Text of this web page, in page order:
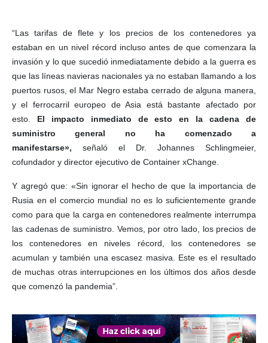
“Las tarifas de flete y los precios de los contenedores ya
estaban en un nivel récord incluso antes de que comenzara la
invasión y lo que sucedió inmediatamente debido a la guerra es
que las líneas navieras nacionales ya no estaban llamando a los
puertos rusos, el Mar Negro estaba cerrado de alguna manera,
y el ferrocarril europeo de Asia está bastante afectado por
esto. El impacto inmediato de esto en la cadena de
suministro general no ha comenzado a
manifestarse», señaló el Dr. Johannes Schlingmeier,
cofundador y director ejecutivo de Container xChange.
Y agregó que: «Sin ignorar el hecho de que la importancia de
Rusia en el comercio mundial no es lo suficientemente grande
como para que la carga en contenedores realmente interrumpa
las cadenas de suministro. Vemos, por otro lado, los precios de
los contenedores en niveles récord, los contenedores se
acumulan y también una escasez masiva. Este es el resultado
de muchas otras interrupciones en los últimos dos años desde
que comenzó la pandemia”.